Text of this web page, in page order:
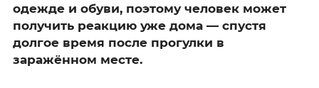
одежде и обуви, поэтому человек может
получить реакцию уже дома — спустя
долгое время после прогулки в
заражённом месте.